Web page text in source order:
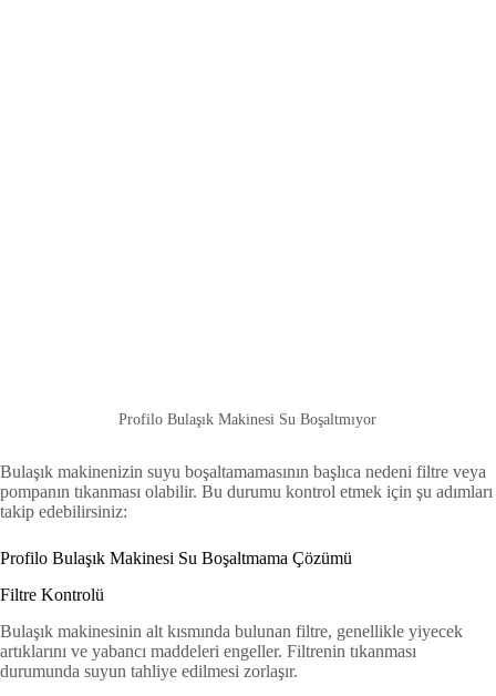
Profilo Bulaşık Makinesi Su Boşaltmıyor
Bulaşık makinenizin suyu boşaltamamasının başlıca nedeni filtre veya
pompanın tıkanması olabilir. Bu durumu kontrol etmek için şu adımları
takip edebilirsiniz:
Profilo Bulaşık Makinesi Su Boşaltmama Çözümü
Filtre Kontrolü
Bulaşık makinesinin alt kısmında bulunan filtre, genellikle yiyecek
artıklarını ve yabancı maddeleri engeller. Filtrenin tıkanması
durumunda suyun tahliye edilmesi zorlaşır.